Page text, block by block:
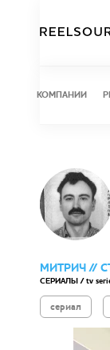
КОМПАНИИ
МИТРИЧ //
СЕРИАЛЫ / tv
сериал